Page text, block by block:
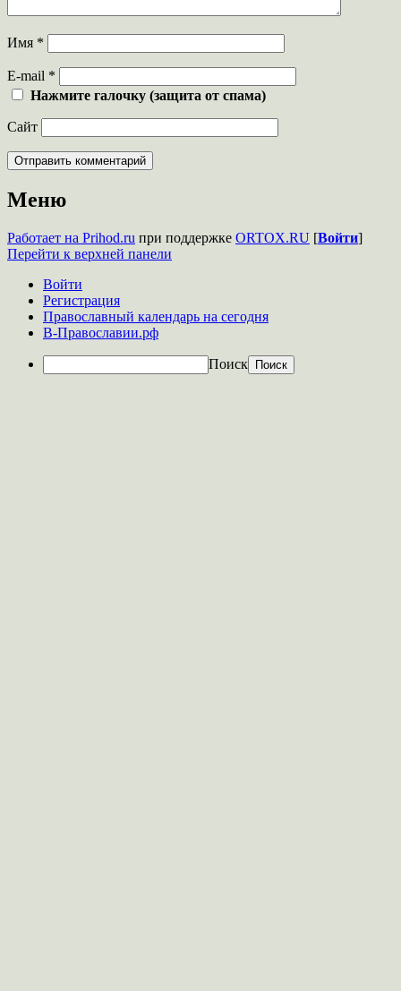
Имя *
E-mail *
Нажмите галочку (защита от спама)
Сайт
Меню
Работает на Prihod.ru при поддержке ORTOX.RU [Войти]
Перейти к верхней панели
Войти
Регистрация
Православный календарь на сегодня
В-Православии.рф
Поиск